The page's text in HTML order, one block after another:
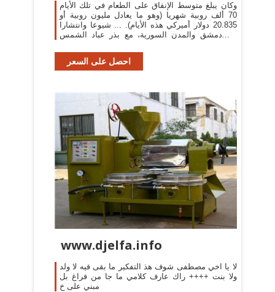
وكان يبلغ متوسط الإنفاق على الطعام في تلك الأيام
70 ألف روبية شهريا (وهو ما يعادل مليون روبية أو
20.835 دولار أميركي هذه الأيام). ... شيوعا وانتشارا
في دمشق والمدن السورية، مع بذر عباد الشمس
احصل على السعر
www.djelfa.info
لا يا اخي مصطفى شوف هذ التفكير ما بقى فيه لا ولد
ولا بنت ++++ راك عارف كلامي ما جا من فراغ بل
مبني على خ